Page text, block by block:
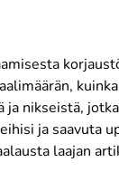
nikseistä,
ja saavuta
laajan